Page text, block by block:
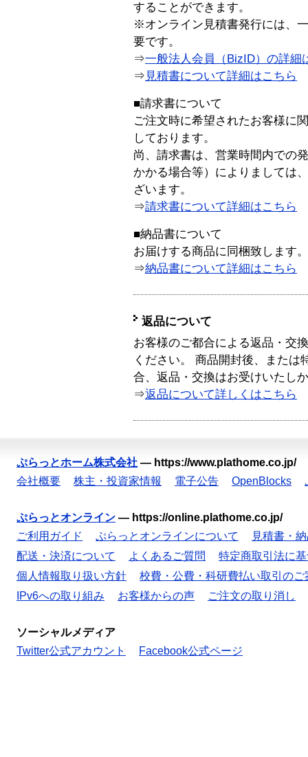
することができます。
※オンライン見積書発行には、
要です。
⇒一般法人会員（BizID）の詳細
⇒ 見積書について詳細はこちら
■請求書について
ご注文時に希望されたお客様に
しております。
尚、請求書は、営業時間内での
かかる場合等）によりましては
ざいます。
⇒請求書について詳細はこちら
■納品書について
お届けする商品に同梱致します。
⇒納品書について詳細はこちら
返品について
お客様のご都合による返品・交
ください。 商品開封後、または
合、返品・交換はお受けいたし
⇒返品について詳しくはこちら
ぷらっとホーム株式会社 — https://www.plathome.co.jp/
会社概要
株主・投資家情報 電子公告 OpenBlocks
ぷらっとオンライン — https://online.plathome.co.jp/
ご利用ガイド
ぷらっとオンラインについて
見積書・
配送・決済について
よくあるご質問
特定商取引法に
個人情報取り扱い方針
校費・公費・科研費払い取引のご
IPv6への取り組み
お客様からの声 ご注文の取り消し
ソーシャルメディア
Twitter公式アカウント
Facebook公式ページ